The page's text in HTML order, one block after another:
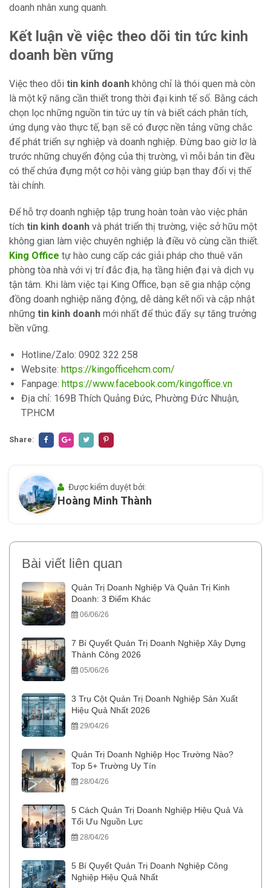
doanh nhân xung quanh.
Kết luận về việc theo dõi tin tức kinh
doanh bền vững
Việc theo dõi tin kinh doanh không chỉ là thói quen mà còn
là một kỹ năng cần thiết trong thời đại kinh tế số. Bằng cách
chọn lọc những nguồn tin tức uy tín và biết cách phân tích,
ứng dụng vào thực tế, bạn sẽ có được nền tảng vững chắc
để phát triển sự nghiệp và doanh nghiệp. Đừng bao giờ lơ là
trước những chuyển động của thị trường, vì mỗi bản tin đều
có thể chứa đựng một cơ hội vàng giúp bạn thay đổi vị thế
tài chính.
Để hỗ trợ doanh nghiệp tập trung hoàn toàn vào việc phân
tích tin kinh doanh và phát triển thị trường, việc sở hữu một
không gian làm việc chuyên nghiệp là điều vô cùng cần thiết.
King Office tự hào cung cấp các giải pháp cho thuê văn
phòng tòa nhà với vị trí đắc địa, hạ tầng hiện đại và dịch vụ
tận tâm. Khi làm việc tại King Office, bạn sẽ gia nhập cộng
đồng doanh nghiệp năng động, dễ dàng kết nối và cập nhật
những tin kinh doanh mới nhất để thúc đẩy sự tăng trưởng
bền vững.
Hotline/Zalo: 0902 322 258
Website: https://kingofficehcm.com/
Fanpage: https://www.facebook.com/kingoffice.vn
Địa chỉ: 169B Thích Quảng Đức, Phường Đức Nhuận,
TP.HCM
Share:
Được kiểm duyệt bởi:
Hoàng Minh Thành
Bài viết liên quan
Quản Trị Doanh Nghiệp Và Quản Trị Kinh
Doanh: 3 Điểm Khác
06/06/26
7 Bí Quyết Quản Trị Doanh Nghiệp Xây Dựng
Thành Công 2026
05/06/26
3 Trụ Cột Quản Trị Doanh Nghiệp Sản Xuất
Hiệu Quả Nhất 2026
29/04/26
Quản Trị Doanh Nghiệp Học Trường Nào?
Top 5+ Trường Uy Tín
28/04/26
5 Cách Quản Trị Doanh Nghiệp Hiệu Quả Và
Tối Ưu Nguồn Lực
28/04/26
5 Bí Quyết Quản Trị Doanh Nghiệp Công
Nghiệp Hiệu Quả Nhất